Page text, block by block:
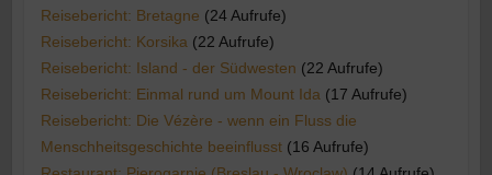
Reisebericht: Bretagne (24 Aufrufe)
Reisebericht: Korsika (22 Aufrufe)
Reisebericht: Island - der Südwesten (22 Aufrufe)
Reisebericht: Einmal rund um Mount Ida (17 Aufrufe)
Reisebericht: Die Vézère - wenn ein Fluss die
Menschheitsgeschichte beeinflusst (16 Aufrufe)